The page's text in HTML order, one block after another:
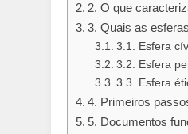
2. O que
3. Quais as
3.1. Esfera
3.2. Esfera
3.3. Esfera
4. Primeiros
5. Documentos